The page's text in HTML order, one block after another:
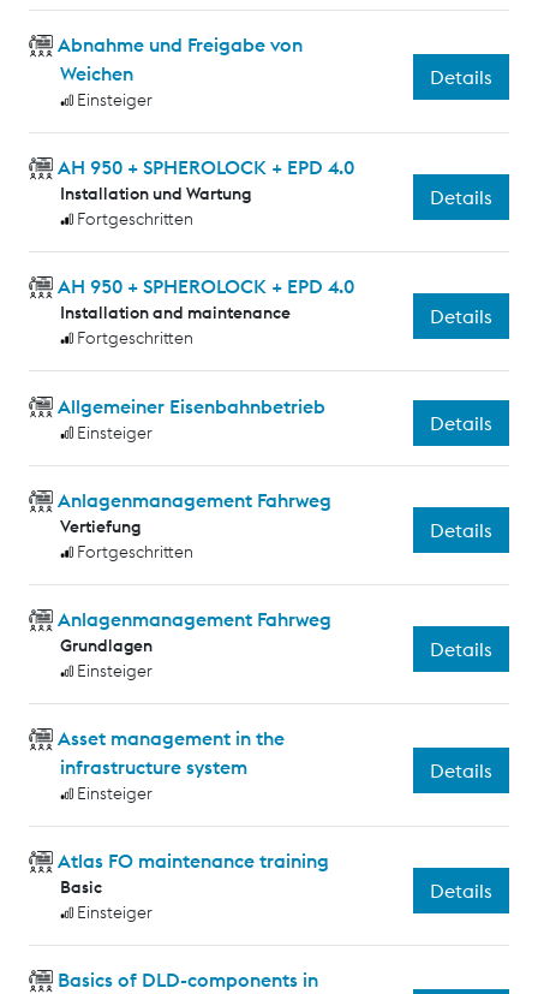
Abnahme und Freigabe von
Weichen
Einsteiger
Details
AH 950 + SPHEROLOCK + EPD 4.0
Installation und Wartung
Fortgeschritten
Details
AH 950 + SPHEROLOCK + EPD 4.0
Installation and maintenance
Fortgeschritten
Details
Allgemeiner Eisenbahnbetrieb
Einsteiger Details
Anlagenmanagement Fahrweg
Vertiefung
Fortgeschritten
Details
Anlagenmanagement Fahrweg
Grundlagen
Einsteiger
Details
Asset management in the
infrastructure system
Einsteiger
Details
Atlas FO maintenance training
Basic
Einsteiger
Details
Basics of DLD-components in